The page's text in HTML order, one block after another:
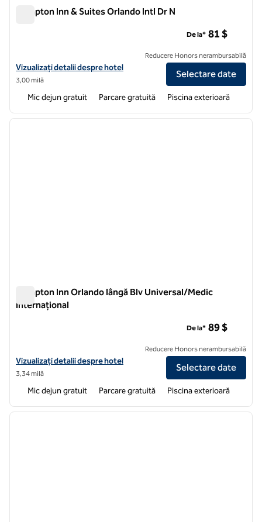
Hampton Inn & Suites Orlando Intl Dr N
Vizualizați detaliile hotelului Hampton Inn & Suites Orlando Intl Dr N
Vizualizați detalii despre hotel
3,00 milă
De la* 81 $
Reducere Honors nerambursabilă
Selectare date
Mic dejun gratuit Parcare gratuită Piscina exterioară
1 din 12
Hampton Inn Orlando lângă Blv Universal/Medic
internațional
Vizualizați detaliile hotelului pentru Hampton Inn Orlando în
Vizualizați detalii despre hotel
3,34 milă
De la* 89 $
Reducere Honors nerambursabilă
Selectare date
Mic dejun gratuit Parcare gratuită Piscina exterioară
1 din 11